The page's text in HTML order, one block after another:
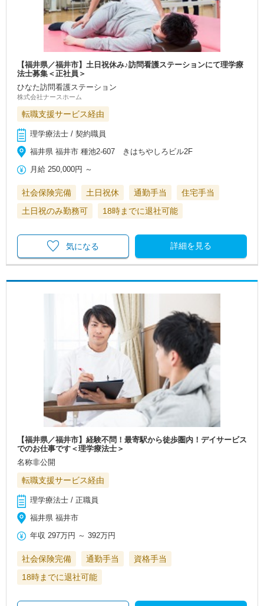
【福井県／福井市】土日祝休み♪訪問看護ステーションにて理学療
法士募集＜正社員＞
ひなた訪問看護ステーション
株式会社ナースホーム
転職支援サービス経由
理学療法士 / 契約職員
福井県 福井市 種池2-607 きはちやしろビル2F
月給 250,000円 ～
社会保険完備 土日祝休 通勤手当
住宅手当
土日祝のみ勤務可
18時までに退社可能
詳細を見る
気になる
【福井県／福井市】経験不問！最寄駅から徒歩圏内！デイサービス
でのお仕事です＜理学療法士＞
名称非公開
転職支援サービス経由
理学療法士 / 正職員
福井県 福井市
年収 297万円 ～392万円
社会保険完備 通勤手当
資格手当
18時までに退社可能